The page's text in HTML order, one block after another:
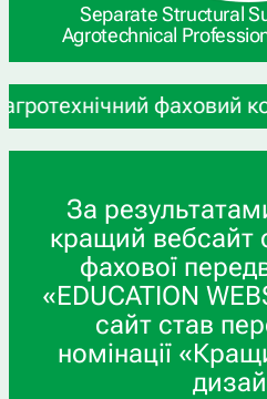
Separate Structural
Agrotechnical
фаховий
За
кращий вебсайт
фахової
«EDUCATION
сайт став
номінації